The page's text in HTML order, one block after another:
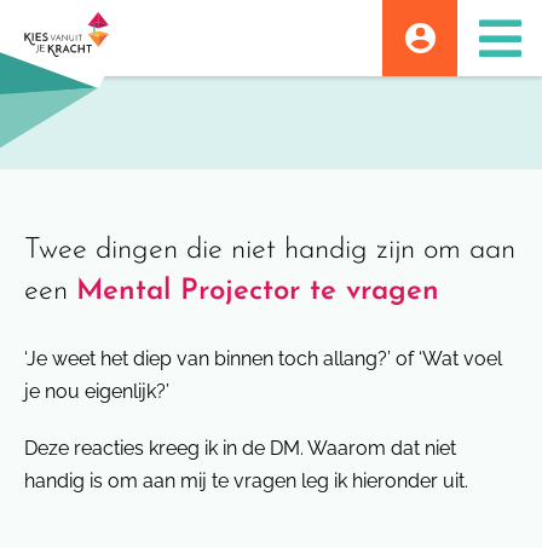
to
content
Twee dingen die niet handig zijn om aan
een Mental Projector te vragen
‘Je weet het diep van binnen toch allang?’ of ‘Wat voel
je nou eigenlijk?’
Deze reacties kreeg ik in de DM. Waarom dat niet
handig is om aan mij te vragen leg ik hieronder uit.